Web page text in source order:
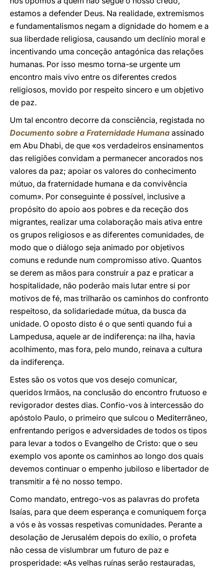
estamos a defender Deus. Na realidade, extremismos
e fundamentalismos negam a dignidade do homem e a
sua liberdade religiosa, causando um declínio moral e
incentivando uma conceção antagónica das relações
humanas. Por isso mesmo torna-se urgente um
encontro mais vivo entre os diferentes credos
religiosos, movido por respeito sincero e um objetivo
de paz.
Um tal encontro decorre da consciência, registada no
Documento sobre a Fraternidade Humana assinado
em Abu Dhabi, de que «os verdadeiros ensinamentos
das religiões convidam a permanecer ancorados nos
valores da paz; apoiar os valores do conhecimento
mútuo, da fraternidade humana e da convivência
comum». Por conseguinte é possível, inclusive a
propósito do apoio aos pobres e da receção dos
migrantes, realizar uma colaboração mais ativa entre
os grupos religiosos e as diferentes comunidades, de
modo que o diálogo seja animado por objetivos
comuns e redunde num compromisso ativo. Quantos
se derem as mãos para construir a paz e praticar a
hospitalidade, não poderão mais lutar entre si por
motivos de fé, mas trilharão os caminhos do confronto
respeitoso, da solidariedade mútua, da busca da
unidade. O oposto disto é o que senti quando fui a
Lampedusa, aquele ar de indiferença: na ilha, havia
acolhimento, mas fora, pelo mundo, reinava a cultura
da indiferença.
Estes são os votos que vos desejo comunicar,
queridos Irmãos, na conclusão do encontro frutuoso e
revigorador destes dias. Confio-vos à intercessão do
apóstolo Paulo, o primeiro que sulcou o Mediterrâneo,
enfrentando perigos e adversidades de todos os tipos
para levar a todos o Evangelho de Cristo: que o seu
exemplo vos aponte os caminhos ao longo dos quais
devemos continuar o empenho jubiloso e libertador de
transmitir a fé no nosso tempo.
Como mandato, entrego-vos as palavras do profeta
Isaías, para que deem esperança e comuniquem força
a vós e às vossas respetivas comunidades. Perante a
desolação de Jerusalém depois do exílio, o profeta
não cessa de vislumbrar um futuro de paz e
prosperidade: «As velhas ruínas serão restauradas,